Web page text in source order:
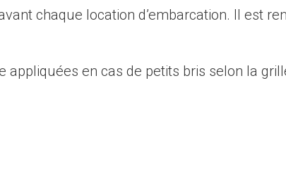
chaque location d’embarcation. Il est
en cas de petits bris selon la